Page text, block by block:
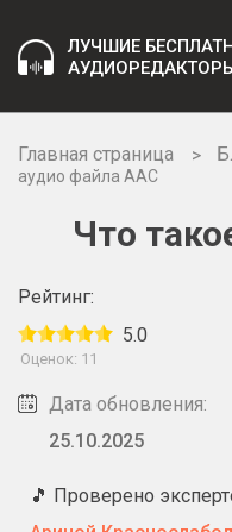
ЛУЧШИЕ
Главная страница
аудио файла ААС
Что
Рейтинг:
5.0
Оценок: 11
Дата обновления:
25.10.2025
🎵 Проверено